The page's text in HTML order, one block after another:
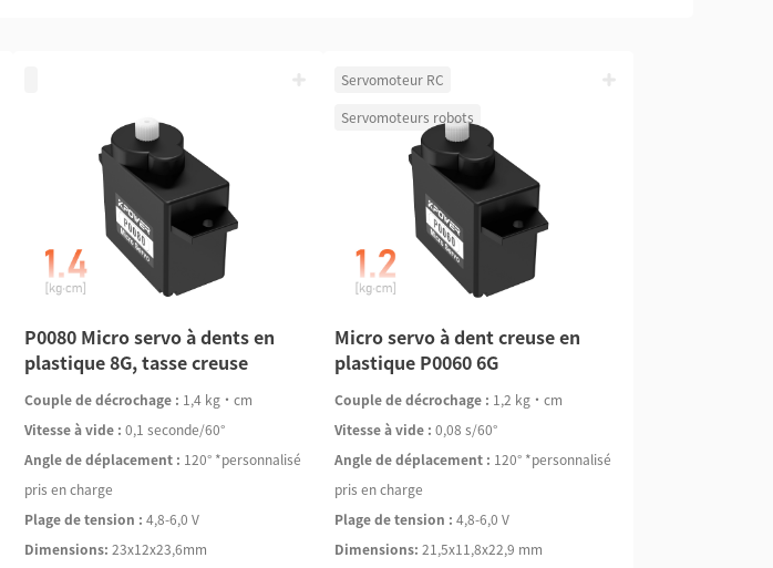
P0080 Micro servo à dents en
plastique 8G, tasse creuse
Couple de décrochage : 1,4 kg·cm
Vitesse à vide : 0,1 seconde/60°
Angle de déplacement : 120° *personnalisé
pris en charge
Plage de tension : 4,8-6,0 V
Dimensions: 23x12x23,6mm
Servomoteur RC
Servomoteurs robots
Micro servo à dent creuse en
plastique P0060 6G
Couple de décrochage : 1,2 kg·cm
Vitesse à vide : 0,08 s/60°
Angle de déplacement : 120° *personnalisé
pris en charge
Plage de tension : 4,8-6,0 V
Dimensions: 21,5x11,8x22,9 mm